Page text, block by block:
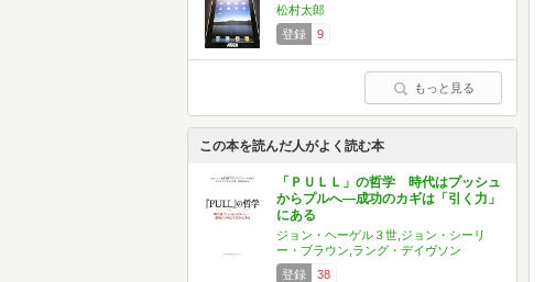
松村太郎
登録
9
もっと見る
この本を読んだ人がよく読む本
「ＰＵＬＬ」の哲学 時代はプッシュ
からプルへ―成功のカギは「引く力」
にある
ジョン・ヘーゲル３世,ジョン・シーリ
ー・ブラウン,ラング・デイヴソン
登録
38